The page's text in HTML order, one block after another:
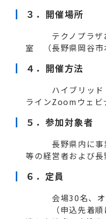
３． 開催場所
テクノプラザ
室 （長野県岡谷市
４．開催方法
ハイブリッド（
ラインZoomウェビ
５．参加対象者
長野県内に事業
等の経営者および
６．定員
会場30名、オ
（申込先着順に